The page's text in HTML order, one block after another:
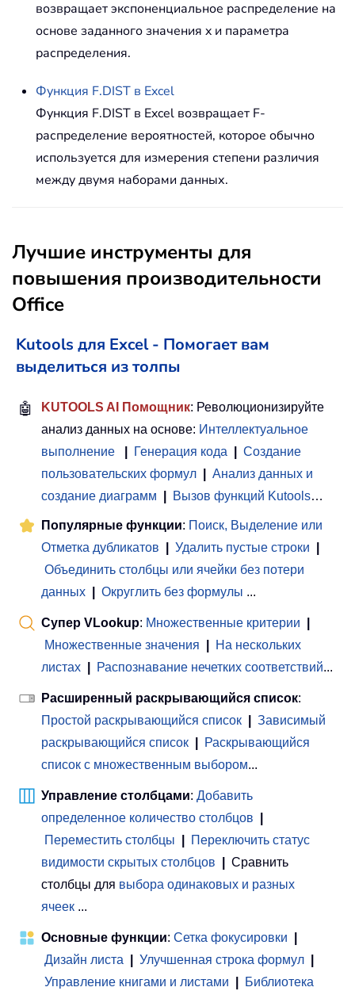
возвращает экспоненциальное распределение на
основе заданного значения x и параметра
распределения.
Функция F.DIST в Excel
Функция F.DIST в Excel возвращает F-
распределение вероятностей, которое обычно
используется для измерения степени различия
между двумя наборами данных.
Лучшие инструменты для
повышения производительности
Office
Kutools для Excel - Помогает вам
выделиться из толпы
🤖 KUTOOLS AI Помощник: Революционизируйте
анализ данных на основе: Интеллектуальное
выполнение
Генерация кода
Создание
пользовательских формул
Анализ данных и
создание диаграмм
Вызов функций Kutools…
Популярные функции: Поиск, Выделение или
Отметка дубликатов
Удалить пустые строки
Объединить столбцы или ячейки без потери
данных
Округлить без формулы ...
Супер VLookup: Множественные критерии
Множественные значения
На нескольких
листах
Распознавание нечетких соответствий...
Расширенный раскрывающийся список:
Простой раскрывающийся список
Зависимый
раскрывающийся список
Раскрывающийся
список с множественным выбором...
Управление столбцами: Добавить
определенное количество столбцов
Переместить столбцы
Переключить статус
видимости скрытых столбцов
Сравнить
столбцы для выбора одинаковых и разных
ячеек ...
Основные функции: Сетка фокусировки
Дизайн листа
Улучшенная строка формул
Управление книгами и листами
Библиотека